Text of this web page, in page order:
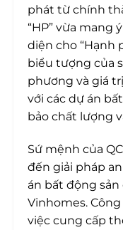
phát từ chính
“HP” vừa mang
diện cho “Hạnh
biểu tượng của
phương và giá
với các dự án
bảo chất lượng
Sứ mệnh của
đến giải pháp
án bất động sản
Vinhomes.
việc cung cấp